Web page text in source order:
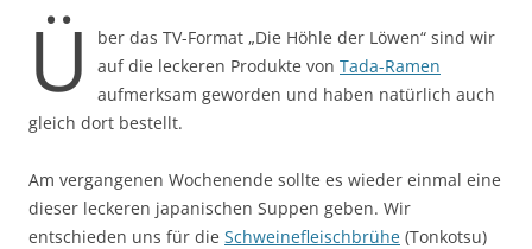
Ü
ber das TV-Format „Die Höhle der Löwen“ sind wir
auf die leckeren Produkte von Tada-Ramen
aufmerksam geworden und haben natürlich auch
gleich dort bestellt.
Am vergangenen Wochenende sollte es wieder einmal eine
dieser leckeren japanischen Suppen geben. Wir
entschieden uns für die Schweinefleischbrühe (Tonkotsu)